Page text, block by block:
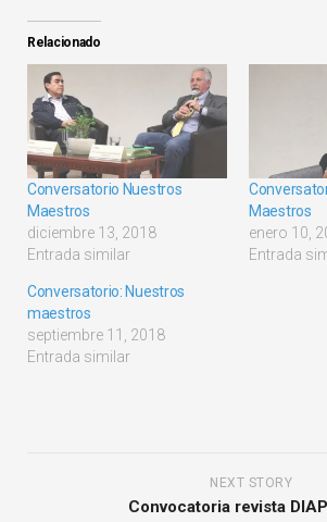
Relacionado
Conversatorio Nuestros
Maestros
diciembre 13, 2018
Entrada similar
Maestros
enero 10,
Entrada
Conversatorio: Nuestros
maestros
septiembre 11, 2018
Entrada similar
NEXT STORY
Convocatoria revista